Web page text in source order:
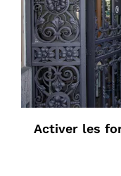
Activer les